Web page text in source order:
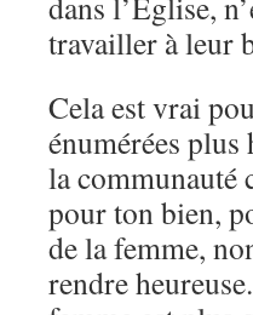
travailler à leur
Cela est vrai
énumérées
la communauté
pour ton bien,
de la femme,
rendre